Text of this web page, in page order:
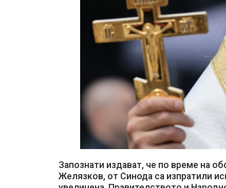
Запознати издават, че по време на
Желязков, от Синода са изпратили